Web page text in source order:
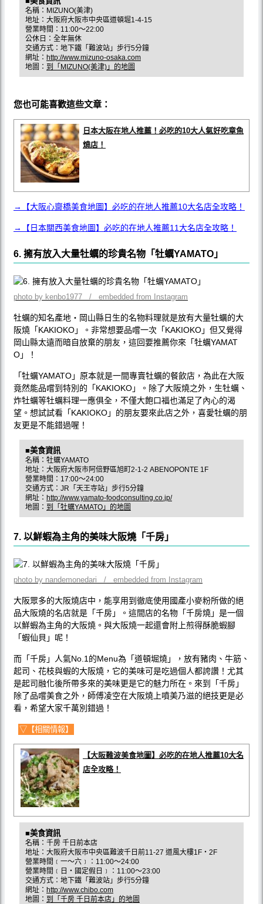
名稱：MIZUNO(美津)
地址：大阪府大阪市中央區道頓堀1-4-15
營業時間：11:00〜22:00
公休日：全年無休
交通方式：地下鐵「難波站」步行5分鐘
網址： http://www.mizuno-osaka.com
地圖： 到「MIZUNO(美津)」的地圖
您也可能喜歡這些文章：
日本大阪在地人推薦！必吃的10大人氣好吃章魚
燒店！
→【大阪心齋橋美食地圖】必吃的在地人推薦10大名店全攻略！
→【日本關西美食地圖】必吃的在地人推薦11大名店全攻略！
6. 擁有放入大量牡蠣的珍貴名物「牡蠣YAMATO」
photo by kenbo1977 / embedded from Instagram
牡蠣的知名產地‧岡山縣日生的名物料理就是放有大量牡蠣的大
阪燒「KAKIOKO」。非常想要品嚐一次「KAKIOKO」但又覺得
岡山縣太遠而暗自放棄的朋友，這回要推薦你來「牡蠣YAMAT
O」！
「牡蠣YAMATO」原本就是一間專賣牡蠣的餐飲店，為此在大阪
竟然能品嚐到特別的「KAKIOKO」。除了大阪燒之外，生牡蠣、
炸牡蠣等牡蠣料理一應俱全，不僅大飽口福也滿足了內心的渴
望。想試試看「KAKIOKO」的朋友要來此店之外，喜愛牡蠣的朋
友更是不能錯過喔！
■美食資訊
名稱：牡蠣YAMATO
地址：大阪府大阪市阿倍野區旭町2-1-2 ABENOPONTE 1F
營業時間：17:00〜24:00
交通方式：JR「天王寺站」步行5分鐘
網址： http://www.yamato-foodconsulting.co.jp/
地圖： 到「牡蠣YAMATO」的地圖
7. 以鮮蝦為主角的美味大阪燒「千房」
photo by nandemonedari / embedded from Instagram
大阪眾多的大阪燒店中，能享用到徹底使用國產小麥粉所做的絕
品大阪燒的名店就是「千房」。這間店的名物「千房燒」是一個
以鮮蝦為主角的大阪燒。與大阪燒一起還會附上煎得酥脆蝦腳
「蝦仙貝」呢！
而「千房」人氣No.1的Menu為「道頓堀燒」，放有豬肉、牛筋、
起司、花枝與蝦的大阪燒，它的美味可是吃過個人都誇讚！尤其
是起司融化後所帶多來的美味更是它的魅力所在。來到「千房」
除了品嚐美食之外，師傅凌空在大阪燒上噴美乃滋的絕技更是必
看，希望大家千萬別錯過！
▽【相關情報】
【大阪難波美食地圖】必吃的在地人推薦10大名
店全攻略！
■美食資訊
名稱：千房 千日前本店
地址：大阪府大阪市中央區難波千日前11-27 道風大樓1F‧2F
營業時間﹝一〜六﹞：11:00〜24:00
營業時間﹝日‧國定假日﹞：11:00〜23:00
交通方式：地下鐵「難波站」步行5分鐘
網址： http://www.chibo.com
地圖： 到「千房 千日前本店」的地圖